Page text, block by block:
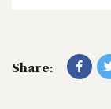
Share: